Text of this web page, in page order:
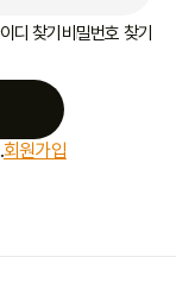
디 찾기 비밀번호 찾기
회원가입